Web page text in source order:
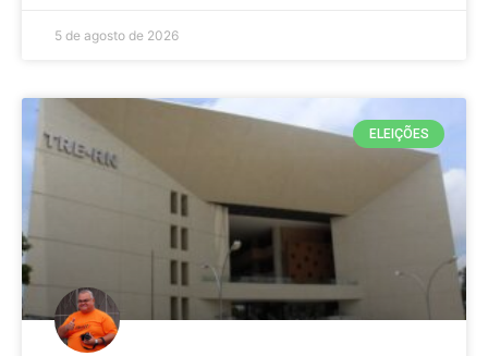
5 de agosto de 2026
ELEIÇÕES